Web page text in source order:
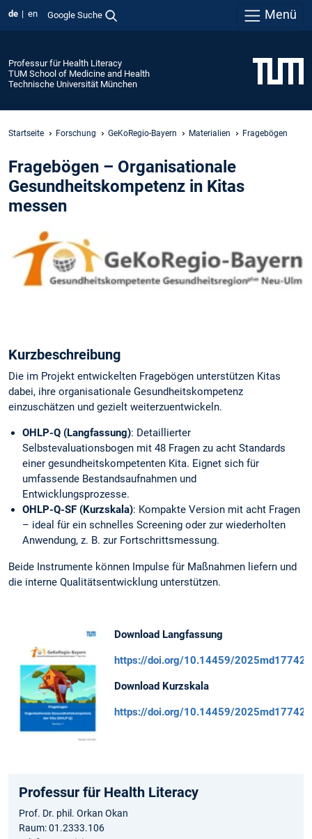
de en Google Suche Menü
Professur für Health Literacy
TUM School of Medicine and Health
Technische Universität München
Startseite Forschung GeKoRegio-Bayern Materialien Fragebögen
Fragebögen – Organisationale
Gesundheitskompetenz in Kitas
messen
Kurzbeschreibung
Die im Projekt entwickelten Fragebögen unterstützen Kitas
dabei, ihre organisationale Gesundheitskompetenz
einzuschätzen und gezielt weiterzuentwickeln.
OHLP-Q (Langfassung): Detaillierter
Selbstevaluationsbogen mit 48 Fragen zu acht Standards
einer gesundheitskompetenten Kita. Eignet sich für
umfassende Bestandsaufnahmen und
Entwicklungsprozesse.
OHLP-Q-SF (Kurzskala): Kompakte Version mit acht Fragen
– ideal für ein schnelles Screening oder zur wiederholten
Anwendung, z. B. zur Fortschrittsmessung.
Beide Instrumente können Impulse für Maßnahmen liefern und
die interne Qualitätsentwicklung unterstützen.
Download Langfassung
https://doi.org/10.14459/
Download Kurzskala
https://doi.org/10.14459/
Professur für Health Literacy
Prof. Dr. phil. Orkan Okan
Raum: 01.2333.106